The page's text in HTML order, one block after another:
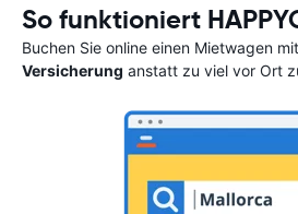
So funktioniert
Buchen Sie online einen Mietwagen
Versicherung anstatt zu viel vor Ort